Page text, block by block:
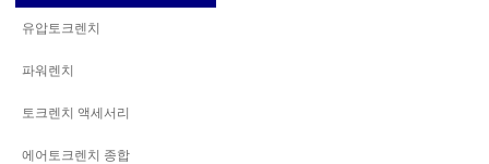
유압토크렌치
파워렌치
토크렌치 액세서리
에어토크렌치 종합